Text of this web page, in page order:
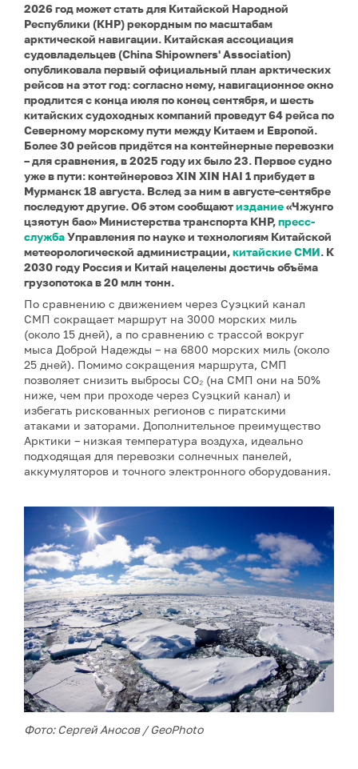
2026 год может стать для Китайской Народной
Республики (КНР) рекордным по масштабам
арктической навигации. Китайская ассоциация
судовладельцев (China Shipowners' Association)
опубликовала первый официальный план арктических
рейсов на этот год: согласно нему, навигационное окно
продлится с конца июля по конец сентября, и шесть
китайских судоходных компаний проведут 64 рейса по
Северному морскому пути между Китаем и Европой.
Более 30 рейсов придётся на контейнерные перевозки
– для сравнения, в 2025 году их было 23. Первое судно
уже в пути: контейнеровоз XIN XIN HAI 1 прибудет в
Мурманск 18 августа. Вслед за ним в августе-сентябре
последуют другие. Об этом сообщаютиздание«Чжунго
цзяотун бао» Министерства транспорта КНР,пресс-
службаУправления по науке и технологиям Китайской
метеорологической администрации,китайские СМИ. К
2030 году Россия и Китай нацелены достичь объёма
грузопотока в 20 млн тонн.
По сравнению с движением через Суэцкий канал
СМП сокращает маршрут на 3000 морских миль
(около 15 дней), а по сравнению с трассой вокруг
мыса Доброй Надежды – на 6800 морских миль (около
25 дней). Помимо сокращения маршрута, СМП
позволяет снизить выбросы CO₂ (на СМП они на 50%
ниже, чем при проходе через Суэцкий канал) и
избегать рискованных регионов с пиратскими
атаками и заторами. Дополнительное преимущество
Арктики – низкая температура воздуха, идеально
подходящая для перевозки солнечных панелей,
аккумуляторов и точного электронного оборудования.
Фото: Сергей Аносов / GeoPhoto